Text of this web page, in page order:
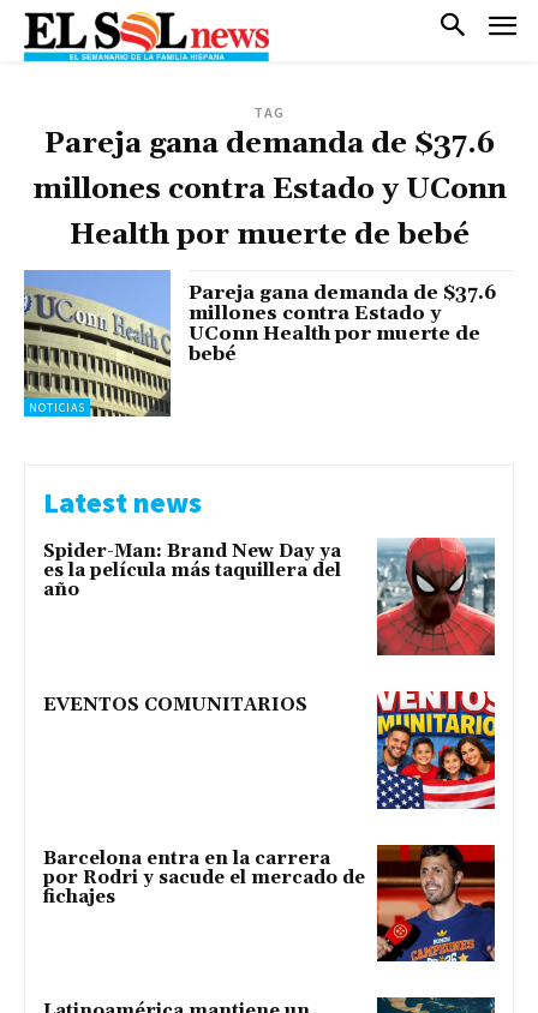
TAG
Pareja gana demanda de $37.6
millones contra Estado y UConn
Health por muerte de bebé
NOTICIAS
Pareja gana demanda de $37.6
millones contra Estado y
UConn Health por muerte de
bebé
Latest news
Spider-Man: Brand New Day ya
es la película más taquillera del
año
EVENTOS COMUNITARIOS
Barcelona entra en la carrera
por Rodri y sacude el mercado de
fichajes